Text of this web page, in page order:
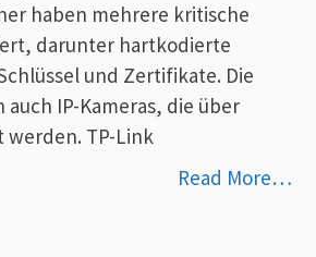
haben mehrere kritische
darunter hartkodierte
und Zertifikate. Die
IP-Kameras, die über
werden. TP-Link
Read More…